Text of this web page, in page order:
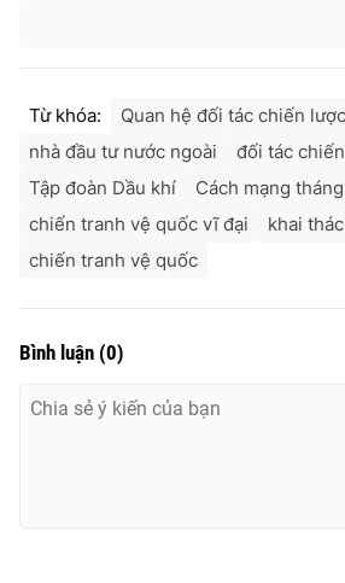
® Cấm sao chép dưới mọi hình thức nếu
thuận bằng văn bản. Ghi rõ nguồn
thông tin từ website này.
Từ khóa:
Quan hệ đối tác chiến lược
nhà đầu tư nước ngoài
đối tác
Tập đoàn Dầu khí
Cách mạng
chiến tranh vệ quốc vĩ đại
khai
chiến tranh vệ quốc
Bình luận (0)